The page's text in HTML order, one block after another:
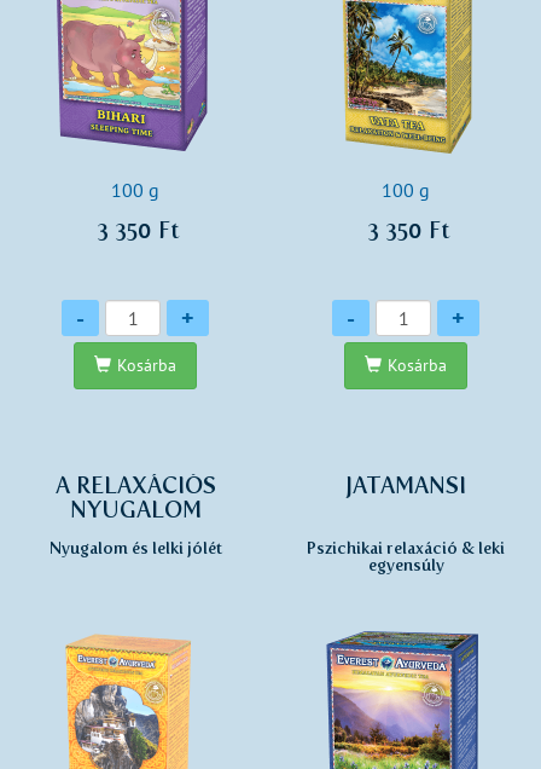
100 g
3 350 Ft
Mennyiség
- +
Kosárba
100 g
3 350 Ft
Mennyiség
- +
Kosárba
A RELAXÁCIÓS
NYUGALOM
Nyugalom és lelki jólét
JATAMANSI
Pszichikai relaxáció & leki
egyensúly